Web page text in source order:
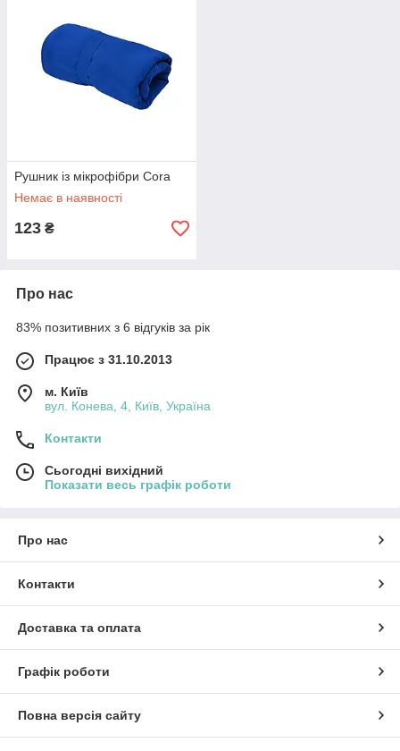
Рушник із мікрофібри Cora
Немає в наявності
123 ₴
Про нас
83% позитивних з 6 відгуків за рік
Працює з 31.10.2013
м. Київ
вул. Конева, 4, Київ, Україна
Контакти
Сьогодні вихідний
Показати весь графік роботи
Про нас
Контакти
Доставка та оплата
Графік роботи
Повна версія сайту